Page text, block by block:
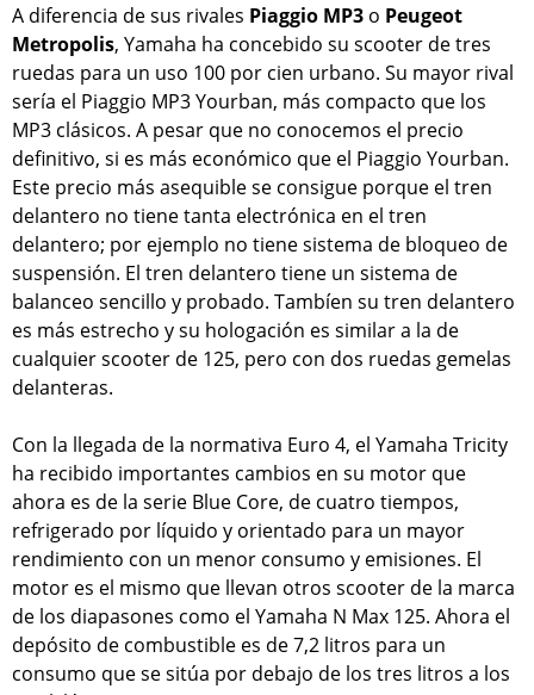
A diferencia de sus rivales Piaggio MP3 o Peugeot
Metropolis, Yamaha ha concebido su scooter de tres
ruedas para un uso 100 por cien urbano. Su mayor rival
sería el Piaggio MP3 Yourban, más compacto que los
MP3 clásicos. A pesar que no conocemos el precio
definitivo, si es más económico que el Piaggio Yourban.
Este precio más asequible se consigue porque el tren
delantero no tiene tanta electrónica en el tren
delantero; por ejemplo no tiene sistema de bloqueo de
suspensión. El tren delantero tiene un sistema de
balanceo sencillo y probado. Tambíen su tren delantero
es más estrecho y su hologación es similar a la de
cualquier scooter de 125, pero con dos ruedas gemelas
delanteras.
Con la llegada de la normativa Euro 4, el Yamaha Tricity
ha recibido importantes cambios en su motor que
ahora es de la serie Blue Core, de cuatro tiempos,
refrigerado por líquido y orientado para un mayor
rendimiento con un menor consumo y emisiones. El
motor es el mismo que llevan otros scooter de la marca
de los diapasones como el Yamaha N Max 125. Ahora el
depósito de combustible es de 7,2 litros para un
consumo que se sitúa por debajo de los tres litros a los